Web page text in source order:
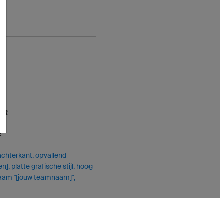
opvallend
platte grafische stijl, hoog
"[jouw teamnaam]",